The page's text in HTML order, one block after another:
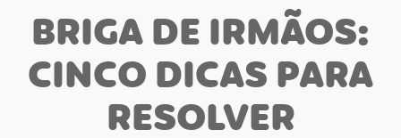
BRIGA DE IRMÃOS:
CINCO DICAS PARA
RESOLVER